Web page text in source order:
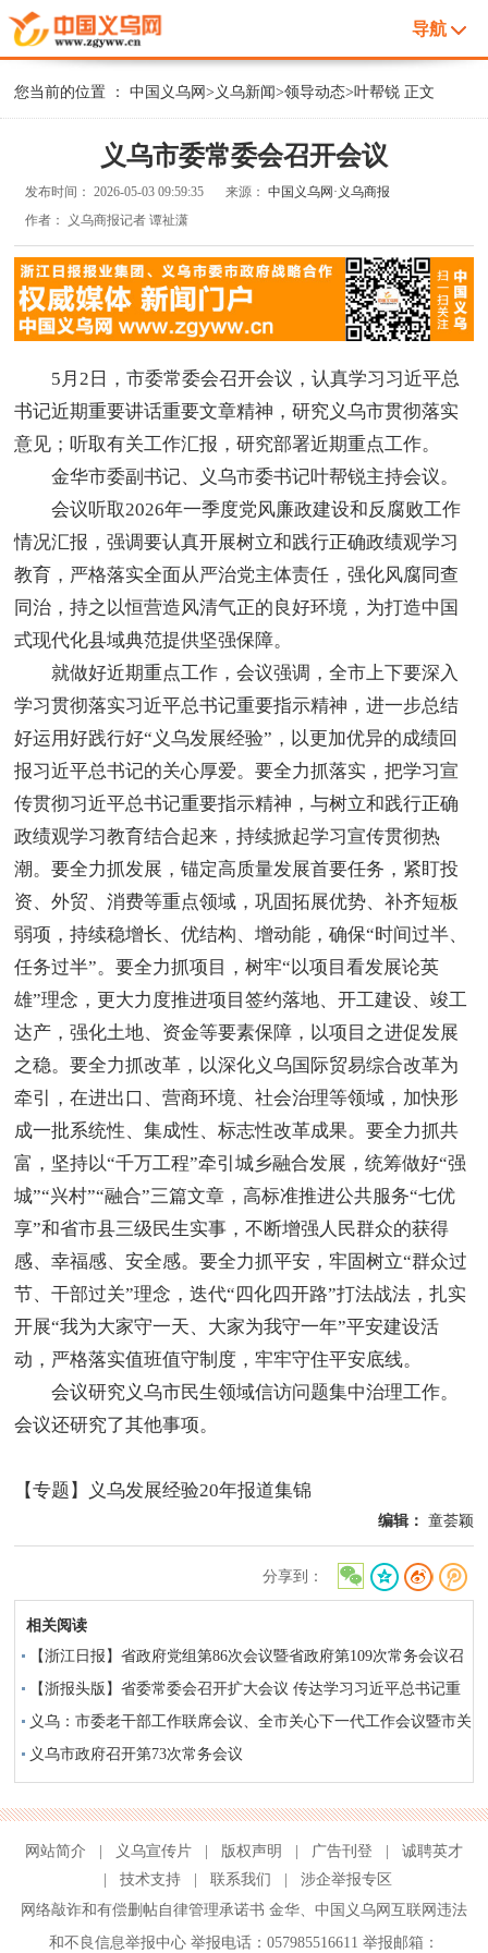
导航
您当前的位置 ：中国义乌网> 义乌新闻>领导动态>叶帮锐 正文
义乌市委常委会召开会议
发布时间：2026-05-03 09:59:35 来源：中国义乌网·义乌商报
作者：
义乌商报记者 谭祉潇
5月2日，市委常委会召开会议，认真学习习近平总
书记近期重要讲话重要文章精神，研究义乌市贯彻落实
意见；听取有关工作汇报，研究部署近期重点工作。
金华市委副书记、义乌市委书记叶帮锐主持会议。
会议听取2026年一季度党风廉政建设和反腐败工作
情况汇报，强调要认真开展树立和践行正确政绩观学习
教育，严格落实全面从严治党主体责任，强化风腐同查
同治，持之以恒营造风清气正的良好环境，为打造中国
式现代化县域典范提供坚强保障。
就做好近期重点工作，会议强调，全市上下要深入
学习贯彻落实习近平总书记重要指示精神，进一步总结
好运用好践行好“义乌发展经验”，以更加优异的成绩回
报习近平总书记的关心厚爱。要全力抓落实，把学习宣
传贯彻习近平总书记重要指示精神，与树立和践行正确
政绩观学习教育结合起来，持续掀起学习宣传贯彻热
潮。要全力抓发展，锚定高质量发展首要任务，紧盯投
资、外贸、消费等重点领域，巩固拓展优势、补齐短板
弱项，持续稳增长、优结构、增动能，确保“时间过半、
任务过半”。要全力抓项目，树牢“以项目看发展论英
雄”理念，更大力度推进项目签约落地、开工建设、竣工
达产，强化土地、资金等要素保障，以项目之进促发展
之稳。要全力抓改革，以深化义乌国际贸易综合改革为
牵引，在进出口、营商环境、社会治理等领域，加快形
成一批系统性、集成性、标志性改革成果。要全力抓共
富，坚持以“千万工程”牵引城乡融合发展，统筹做好“强
城”“兴村”“融合”三篇文章，高标准推进公共服务“七优
享”和省市县三级民生实事，不断增强人民群众的获得
感、幸福感、安全感。要全力抓平安，牢固树立“群众过
节、干部过关”理念，迭代“四化四开路”打法战法，扎实
开展“我为大家守一天、大家为我守一年”平安建设活
动，严格落实值班值守制度，牢牢守住平安底线。
会议研究义乌市民生领域信访问题集中治理工作。
会议还研究了其他事项。
【专题】义乌发展经验20年报道集锦
编辑： 童荟颖
分享到：
相关阅读
【浙江日报】省政府党组第86次会议暨省政府第109次常务会议召
开
【浙报头版】省委常委会召开扩大会议 传达学习习近平总书记重
要指示精神 深入践行“八八战略” 持续推动“义乌发展经验”走深走
实
义乌：市委老干部工作联席会议、全市关心下一代工作会议暨市关
工委成员单位联席会议召开
义乌市政府召开第73次常务会议
网站简介 义乌宣传片 版权声明 广告刊登
诚聘英才
技术支持 联系我们
涉企举报专区
网络敲诈和有偿删帖自律管理承诺书 金华、 中国义乌网互联网违法
和不良信息举报中心举报电话：057985516611 举报邮箱：